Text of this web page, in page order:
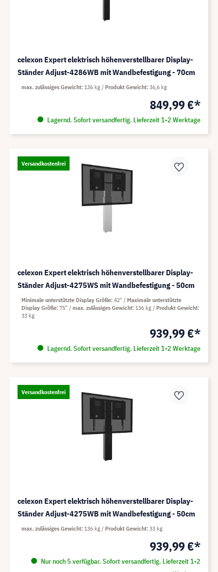
celexon Expert elektrisch höhenverstellbarer Display-
Ständer Adjust-4286WB mit Wandbefestigung - 70cm
849,99 €*
Lagernd. Sofort versandfertig. Lieferzeit 1-2 Werktage
max. zulässiges Gewicht 136 kg Produkt Gewicht 36,6 kg
Versandkostenfrei
celexon Expert elektrisch höhenverstellbarer Display-
Ständer Adjust-4275WS mit Wandbefestigung - 50cm
939,99 €*
Lagernd. Sofort versandfertig. Lieferzeit 1-2 Werktage
Minimale unterstützte Display Größe 42"
Maximale unterstützte
Display Größe 75" max. zulässiges Gewicht 136 kg
Produkt Gewicht
33 kg
Versandkostenfrei
celexon Expert elektrisch höhenverstellbarer Display-
Ständer Adjust-4275WB mit Wandbefestigung - 50cm
939,99 €*
Nur noch 5 verfügbar. Sofort versandfertig. Lieferzeit 1-2
max. zulässiges Gewicht 136 kg Produkt Gewicht 33 kg